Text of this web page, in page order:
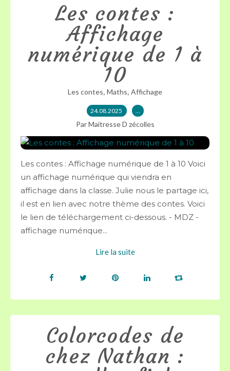
Les contes :
Affichage
numérique de 1 à
10
Les contes, Maths, Affichage
24.08.2025 …
Par Maitresse D zécolles
Les contes : Affichage numérique de 1 à 10 Voici
un affichage numérique qui viendra en
affichage dans la classe. Julie nous le partage ici,
il est en lien avec notre thème des contes. Voici
le lien de téléchargement ci-dessous. - MDZ -
affichage numérique...
Lire la suite
Colorcodes de
chez Nathan :